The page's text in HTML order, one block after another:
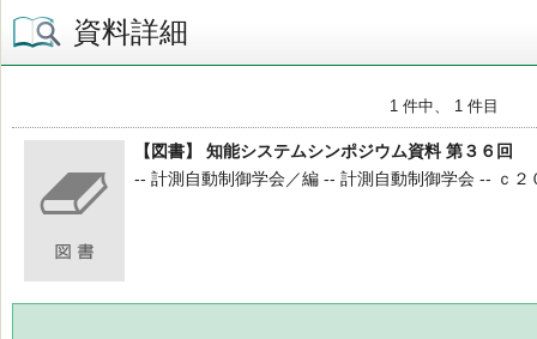
資料詳細
1 件中、 1 件目
【図書】 知能システムシンポジウム資料 第３６回
-- 計測自動制御学会／編 -- 計測自動制御学会 -- ｃ２